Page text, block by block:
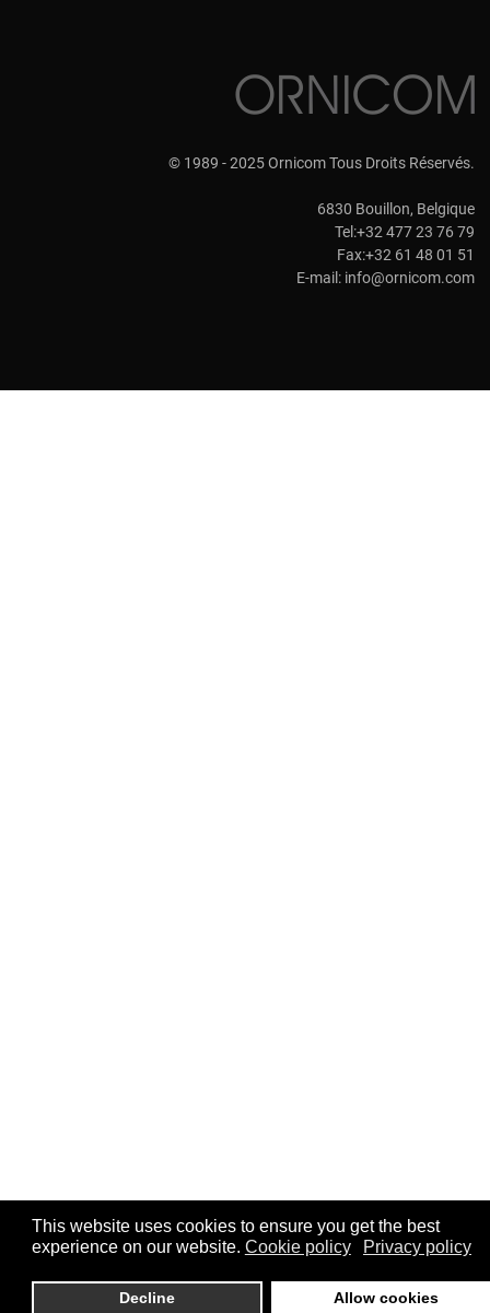
This website uses cookies to ensure you get the best
experience on our website. Cookie policy Privacy policy
Decline Allow cookies
Compare
0
© 1989 - 2025 Ornicom Tous Droits Réservés.
6830 Bouillon, Belgique
Tel:+32 477 23 76 79
Fax:+32 61 48 01 51
E-mail: info@ornicom.com